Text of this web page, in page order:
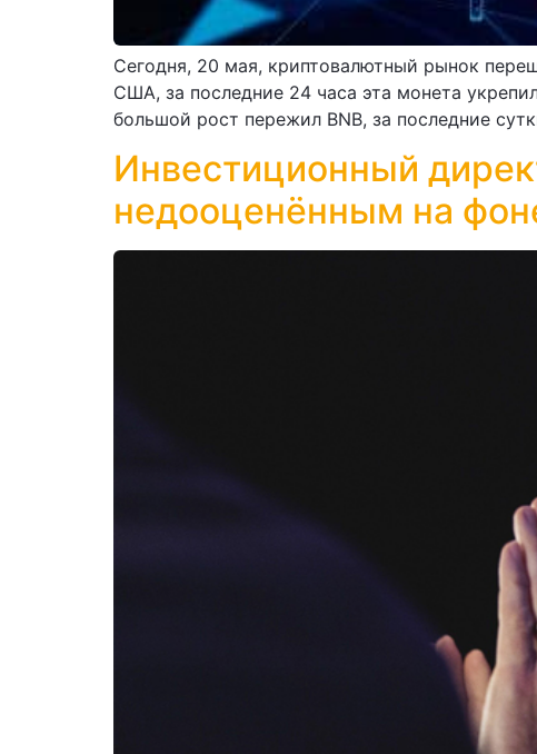
Сегодня, 20 мая, криптовалютный рынок
США, за последние 24 часа эта монета
большой рост пережил BNB, за последние
Инвестиционный
недооценённым на